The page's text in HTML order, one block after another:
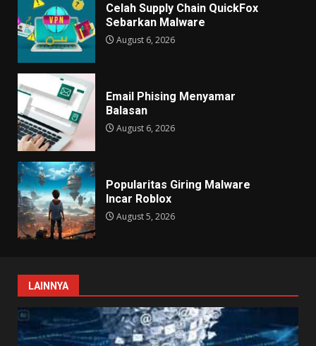
Celah Supply Chain QuickFox
Sebarkan Malware
August 6, 2026
Email Phising Menyamar
Balasan
August 6, 2026
Popularitas Giring Malware
Incar Roblox
August 5, 2026
LAINNYA